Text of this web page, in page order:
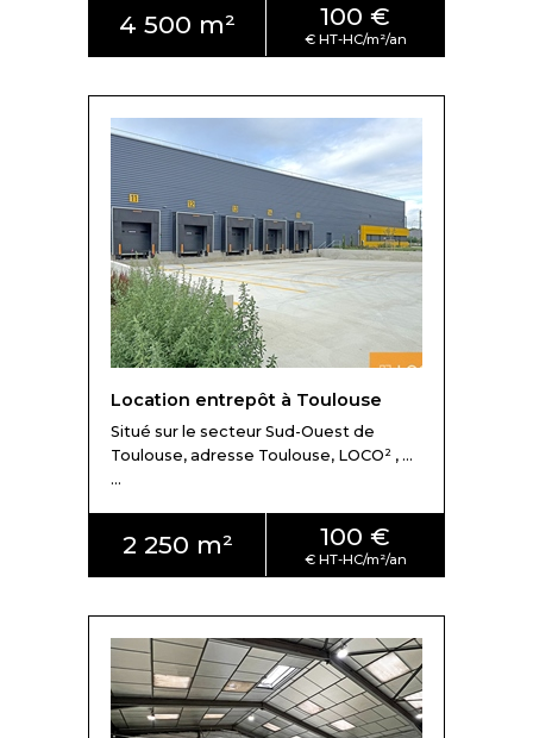
4 500 m² 100 €
Location entrepôt à Toulouse
Situé sur le secteur Sud-Ouest de
Toulouse, adresse Toulouse, LOCO² , ...
...
2 250 m² 100 €